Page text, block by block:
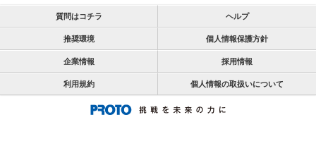
質問はコチラ ヘルプ
推奨環境 個人情報保護方針
企業情報 採用情報
利用規約 個人情報の取扱いについて